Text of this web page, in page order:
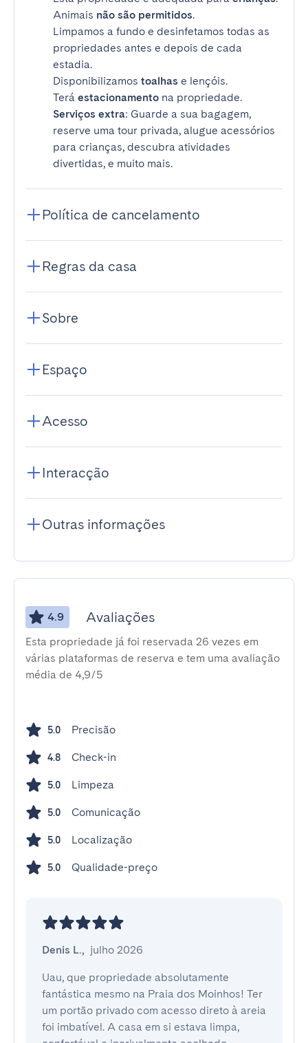
Animais não são permitidos.
Limpamos a fundo e desinfetamos todas as
propriedades antes e depois de cada
estadia.
Disponibilizamos toalhas e lençóis.
Terá estacionamento na propriedade.
Serviços extra: Guarde a sua bagagem,
reserve uma tour privada, alugue acessórios
para crianças, descubra atividades
divertidas, e muito mais.
Política de cancelamento
Regras da casa
Sobre
Espaço
Acesso
Interacção
Outras informações
4.9 Avaliações
Esta propriedade já foi reservada 26 vezes em
várias plataformas de reserva e tem uma avaliação
média de 4,9/5
5.0 Precisão
4.8 Check-in
5.0 Limpeza
5.0 Comunicação
5.0 Localização
5.0 Qualidade-preço
Denis L., julho 2026
Uau, que propriedade absolutamente
fantástica mesmo na Praia dos Moinhos! Ter
um portão privado com acesso direto à areia
foi imbatível. A casa em si estava limpa,